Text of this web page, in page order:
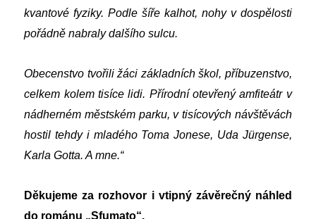
kvantové fyziky. Podle šíře kalhot, nohy v dospělosti
pořádně nabraly dalšího sulcu.
Obecenstvo tvořili žáci základních škol, příbuzenstvo,
celkem kolem tisíce lidi. Přírodní otevřený amfiteátr v
nádherném městském parku, v tisícových návštěvách
hostil tehdy i mladého Toma Jonese, Uda Jürgense,
Karla Gotta. A mne.“
Děkujeme za rozhovor i vtipný závěrečný náhled
do románu „Sfumato“.